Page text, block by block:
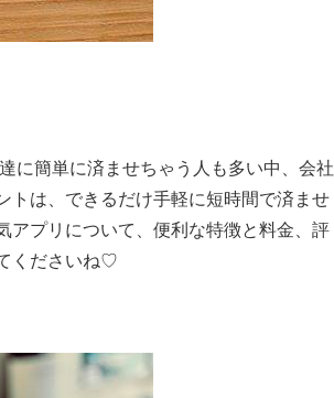
に簡単に済ませちゃう人も多い中、会社
トは、できるだけ手軽に短時間で済ませ
アプリについて、便利な特徴と料金、評
くださいね♡